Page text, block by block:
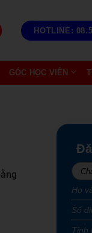
HOTLINE:
GÓC HỌC VIÊN